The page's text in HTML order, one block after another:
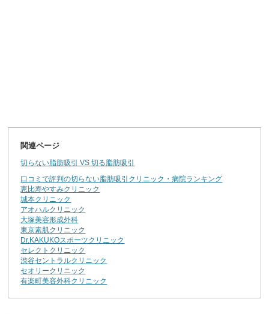
関連ページ
切らない脂肪吸引 VS 切る脂肪吸引
口コミで評判の切らない脂肪吸引クリニック・病院ランキング
恵比寿やすみクリニック
城本クリニック
アオハルクリニック
大塚美容形成外科
東京素肌クリニック
Dr.KAKUKOスポーツクリニック
セレクトクリニック
渋谷セントラルクリニック
セオリークリニック
有楽町美容外科クリニック